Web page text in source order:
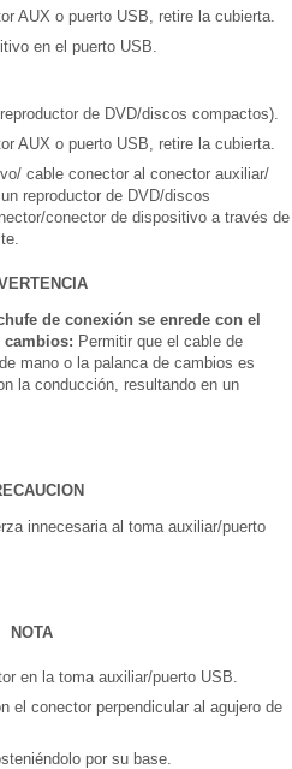
AUX o puerto USB, retire la cubierta.
en el puerto USB.
de DVD/discos compactos).
AUX o puerto USB, retire la cubierta.
cable conector al conector auxiliar/
reproductor de DVD/discos
conector de dispositivo a través de
de conexión se enrede con el
cambios: Permitir que el cable de
mano o la palanca de cambios es
la conducción, resultando en un
innecesaria al toma auxiliar/puerto
NOTA
en la toma auxiliar/puerto USB.
el conector perpendicular al agujero de
por su base.